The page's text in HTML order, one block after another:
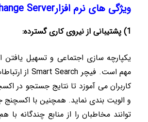
ویژگی های نرم افزارServer
1) پشتیبانی از نیروی کاری گسترده :
یکپارچه سازی اجتماعی و تسهیل یافتن
مهم است. فیچرSmart Search از
کاربران می آموزد تا نتایج جستجو در
و الویت بندی نماید. همچنین با اکسچنج
توانند مخاطبان را از منابع چندگانه با